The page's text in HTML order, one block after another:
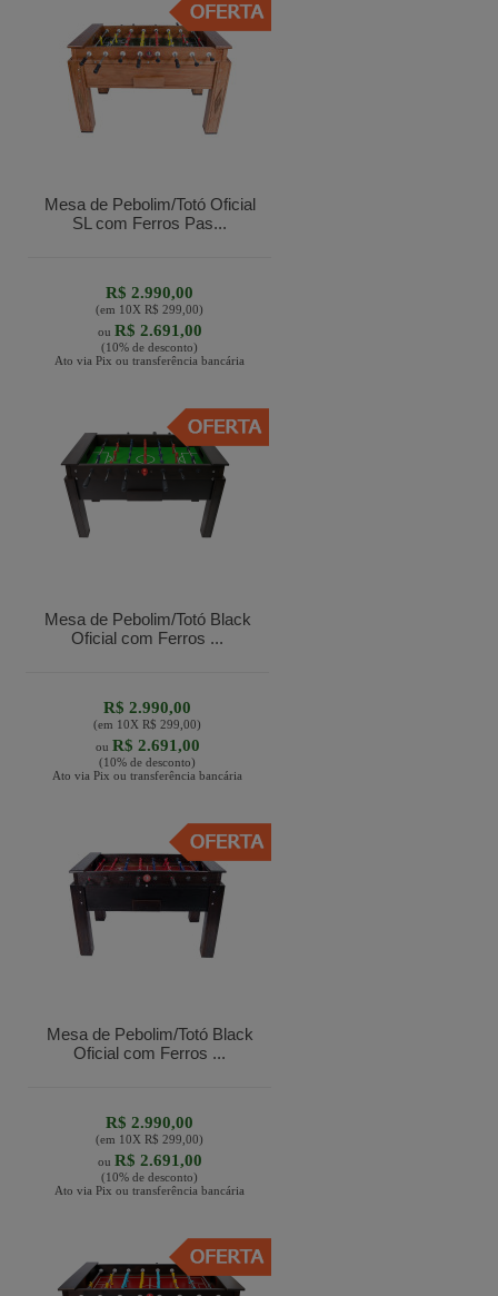
Mesa de Pebolim/Totó Oficial
SL com Ferros Pas...
R$ 2.990,00
(em 10XR$ 299,00)
ou R$ 2.691,00
(10% de desconto)
Ato via Pix ou transferência bancária
Mesa de Pebolim/Totó Black
Oficial com Ferros ...
R$ 2.990,00
(em 10XR$ 299,00)
ou R$ 2.691,00
(10% de desconto)
Ato via Pix ou transferência bancária
Mesa de Pebolim/Totó Black
Oficial com Ferros ...
R$ 2.990,00
(em 10XR$ 299,00)
ou R$ 2.691,00
(10% de desconto)
Ato via Pix ou transferência bancária